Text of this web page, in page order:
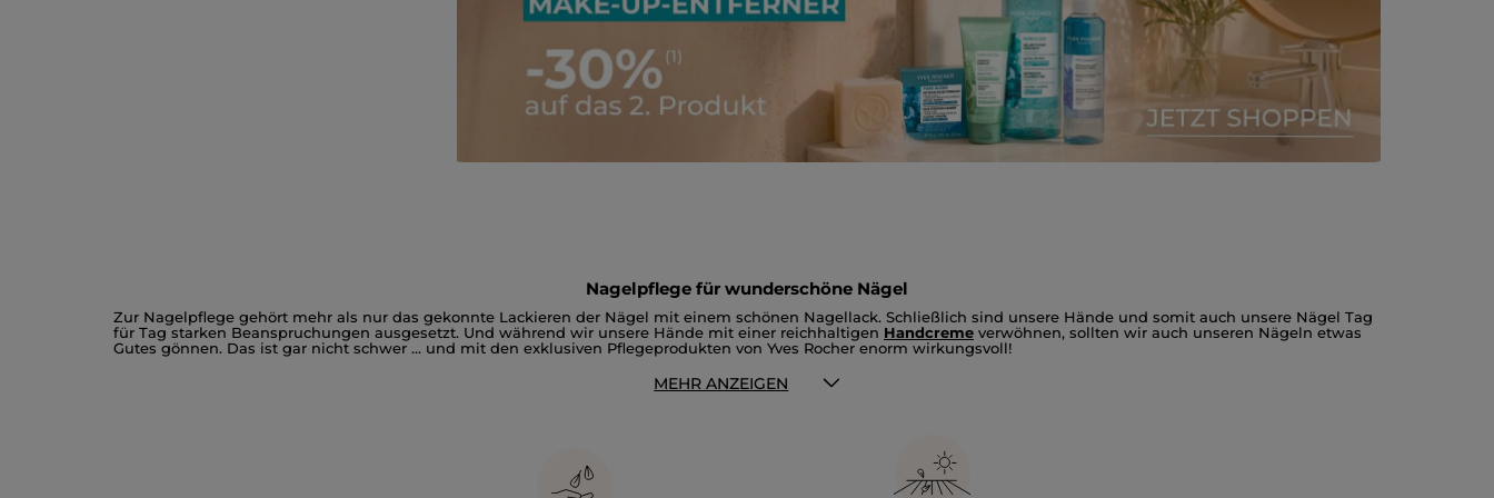
Nagelpflege für wunderschöne Nägel
Zur Nagelpflege gehört mehr als nur das gekonnte Lackieren der Nägel mit einem schönen Nagellack. Schließlich sind unsere Hände und somit auch unsere Nägel Tag
für Tag starken Beanspruchungen ausgesetzt. Und während wir unsere Hände mit einer reichhaltigen Handcreme verwöhnen, sollten wir auch unseren Nägeln etwas
Gutes gönnen. Das ist gar nicht schwer ... und mit den exklusiven Pflegeprodukten von Yves Rocher enorm wirkungsvoll!
MEHR ANZEIGEN